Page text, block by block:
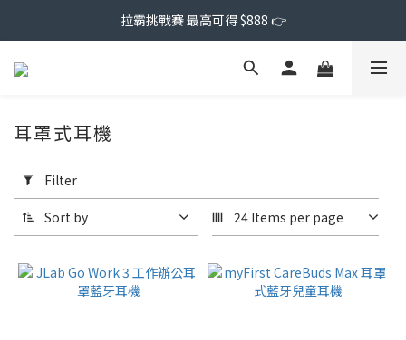
拉霸挑戰賽 最高可得 $888 👉
Filter
(0/20)
Range
耳罩式耳機
Filter
Sort by 24 Items per page